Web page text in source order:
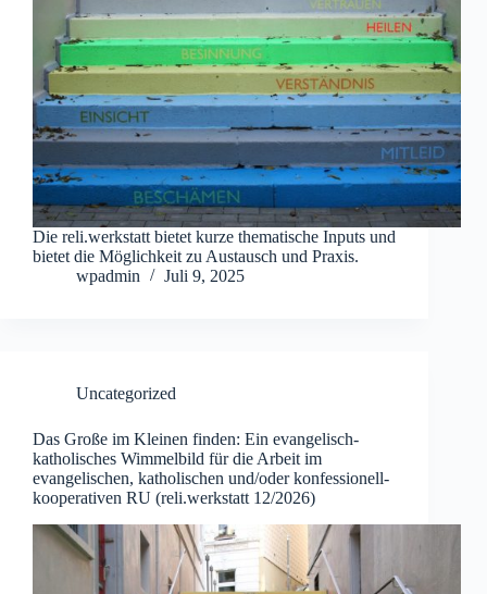
Die reli.werkstatt bietet kurze thematische Inputs und
bietet die Möglichkeit zu Austausch und Praxis.
wpadmin
Juli 9, 2025
Uncategorized
Das Große im Kleinen finden: Ein evangelisch-
katholisches Wimmelbild für die Arbeit im
evangelischen, katholischen und/oder konfessionell-
kooperativen RU (reli.werkstatt 12/2026)